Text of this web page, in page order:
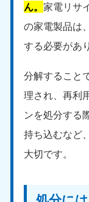
ん。家電リサ
の家電製品は
する必要があ
分解すること
理され、再利
ンを処分する
持ち込むなど
大切です。